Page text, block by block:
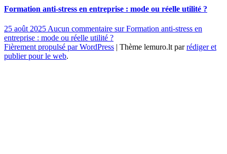
Formation anti-stress en entreprise : mode ou réelle utilité ?
25 août 2025 Aucun commentaire sur Formation anti-stress en
entreprise : mode ou réelle utilité ?
Fièrement propulsé par WordPress | Thème lemuro.lt parrédiger et
publier pour le web.